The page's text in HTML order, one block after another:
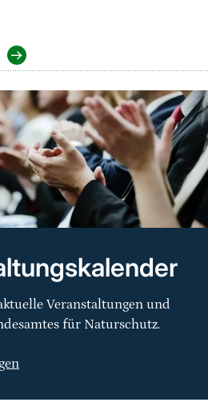
Veranstaltungen und
für Naturschutz.